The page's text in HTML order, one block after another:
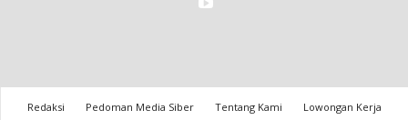
Redaksi Pedoman Media Siber Tentang Kami
Lowongan Kerja